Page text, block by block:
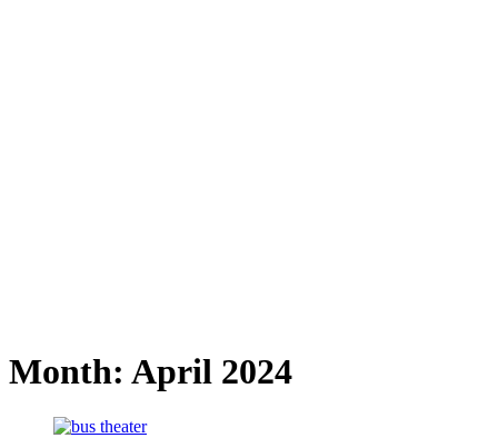
Month: April 2024